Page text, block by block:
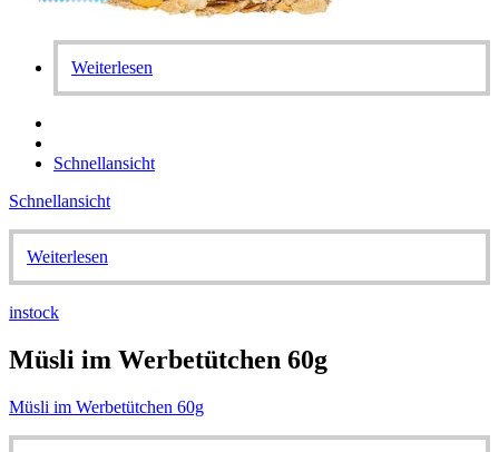
Weiterlesen
Schnellansicht
Schnellansicht
Weiterlesen
instock
Müsli im Werbetütchen 60g
Müsli im Werbetütchen 60g